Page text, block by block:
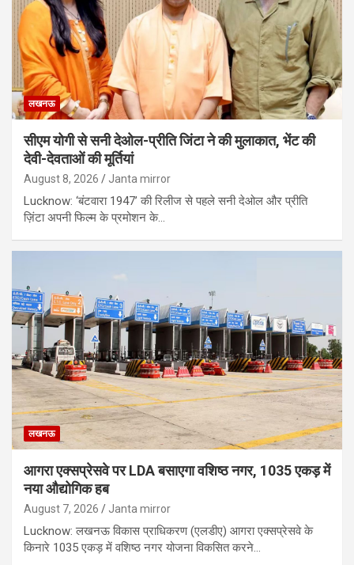
लखनऊ
सीएम योगी से सनी देओल-प्रीति जिंटा ने की मुलाकात, भेंट की
देवी-देवताओं की मूर्तियां
August 8, 2026 Janta mirror
Lucknow: ‘बंटवारा 1947’ की रिलीज से पहले सनी देओल और प्रीति
ज़िंटा अपनी फिल्म के प्रमोशन के…
लखनऊ
आगरा एक्सप्रेसवे पर LDA बसाएगा वशिष्ठ नगर, 1035 एकड़ में
नया औद्योगिक हब
August 7, 2026 Janta mirror
Lucknow: लखनऊ विकास प्राधिकरण (एलडीए) आगरा एक्सप्रेसवे के
किनारे 1035 एकड़ में वशिष्ठ नगर योजना विकसित करने…